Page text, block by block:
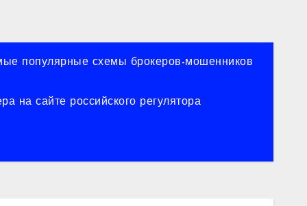
популярные схемы брокеров-мошенников
на сайте российского регулятора